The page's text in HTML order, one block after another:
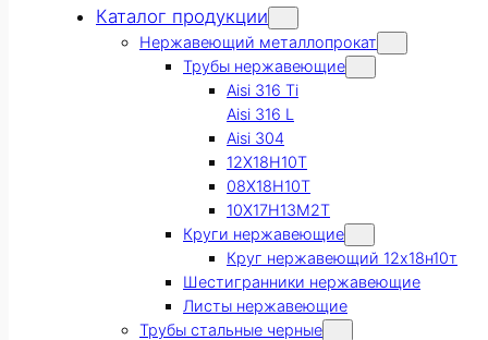
Каталог продукции
Нержавеющий металлопрокат
Трубы нержавеющие
Aisi 316 Ti
Aisi 316 L
Aisi 304
12Х18Н10Т
08Х18Н10Т
10Х17Н13М2Т
Круги нержавеющие
Круг нержавеющий 12х18н10т
Шестигранники нержавеющие
Листы нержавеющие
Трубы стальные черные